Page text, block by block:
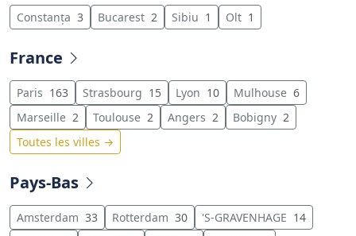
Constanța 3 Bucarest 2 Sibiu 1 Olt 1
France
Paris 163 Strasbourg 15 Lyon 10 Mulhouse 6
Marseille 2 Toulouse 2 Angers 2 Bobigny 2
Toutes les villes →
Pays-Bas
Amsterdam 33 Rotterdam 30 'S-GRAVENHAGE 14